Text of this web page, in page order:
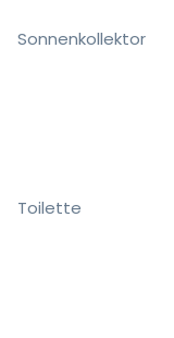
Sonnenkollektor
Toilette